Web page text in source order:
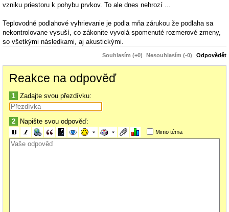
vzniku priestoru k pohybu prvkov. To ale dnes nehrozí ...
Teplovodné podlahové vyhrievanie je podla mňa zárukou že podlaha sa
nekontrolovane vysuší, co zákonite vyvolá spomenuté rozmerové zmeny,
so všetkými následkami, aj akustickými.
Souhlasím (+0) Nesouhlasím (-0) Odpovědět
Reakce na odpověď
1 Zadajte svou přezdívku:
2 Napište svou odpověď:
Mimo téma